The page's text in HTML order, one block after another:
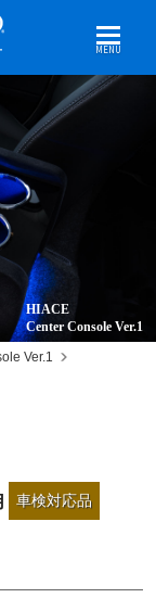
MENU
HIACE
Center Console Ver.1
Ver.1
車検対応品